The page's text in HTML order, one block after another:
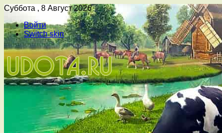
Суббота , 8 Август 2026
Войти
Switch skin